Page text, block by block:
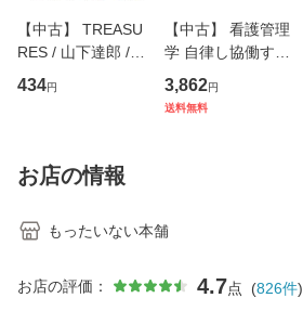
【中古】 TREASU
RES / 山下達郎 /
イーストウエス
ト・ジャパン [CD]
434円
【中古】 看護管理
学 自律し協働する
専門職の看護マネ
ジメントスキル 改
3,862円
送料無料
お店の情報
もったいない本舗
お店の評価： 4.7点 (826件)